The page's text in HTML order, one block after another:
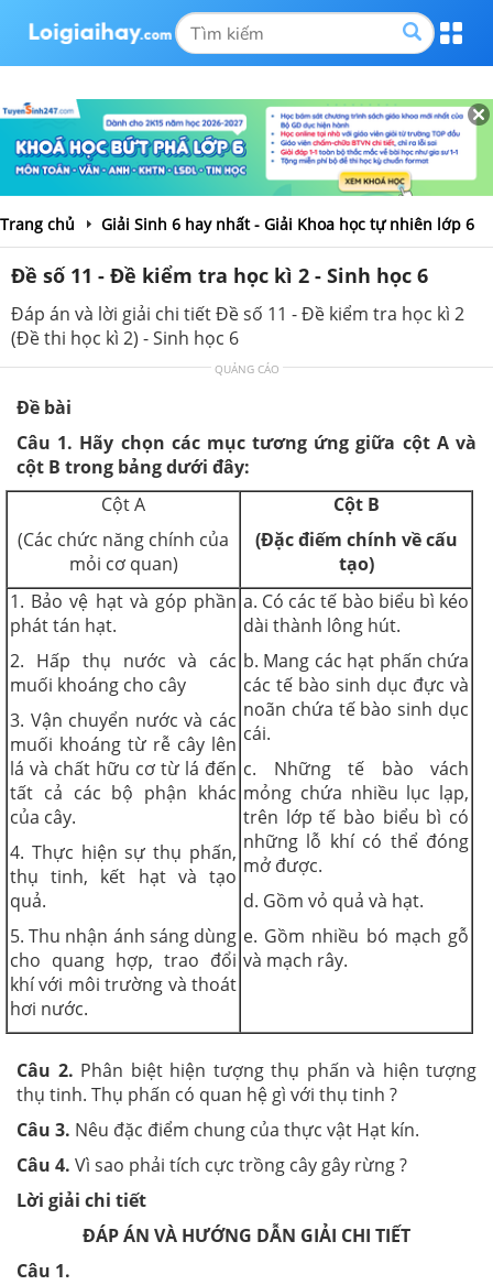
Trang chủ Giải Sinh 6 hay nhất - Giải Khoa học tự nhiên lớp 6
Đề số 11 - Đề kiểm tra học kì 2 - Sinh học 6
Đáp án và lời giải chi tiết Đề số 11 - Đề kiểm tra học kì 2
(Đề thi học kì 2) - Sinh học 6
QUẢNG CÁO
Đề bài
Câu 1. Hãy chọn các mục tương ứng giữa cột A và
cột B trong bảng dưới đây:
Cột A
(Các chức năng chính của
mỏi cơ quan)
Cột B
(Đặc điếm chính về cấu
tạo)
1. Bảo vệ hạt và góp phần
phát tán hạt.
2. Hấp thụ nước và các
muối khoáng cho cây
3. Vận chuyển nước và các
muối khoáng từ rễ cây lên
lá và chất hữu cơ từ lá đến
tất cả các bộ phận khác
của cây.
4. Thực hiện sự thụ phấn,
thụ tinh, kết hạt và tạo
quả.
5. Thu nhận ánh sáng dùng
cho quang hợp, trao đổi
khí với môi trường và thoát
hơi nước.
a. Có các tế bào biểu bì kéo
dài thành lông hút.
b. Mang các hạt phấn chứa
các tế bào sinh dục đực và
noãn chứa tế bào sinh dục
cái.
c. Những tế bào vách
mỏng chứa nhiều lục lạp,
trên lớp tế bào biểu bì có
những lỗ khí có thể đóng
mở được.
d. Gồm vỏ quả và hạt.
e. Gồm nhiều bó mạch gỗ
và mạch rây.
Câu 2. Phân biệt hiện tượng thụ phấn và hiện tượng
thụ tinh. Thụ phấn có quan hệ gì với thụ tinh ?
Câu 3. Nêu đặc điểm chung của thực vật Hạt kín.
Câu 4. Vì sao phải tích cực trồng cây gây rừng ?
Lời giải chi tiết
ĐÁP ÁN VÀ HƯỚNG DẪN GIẢI CHI TIẾT
Câu 1.